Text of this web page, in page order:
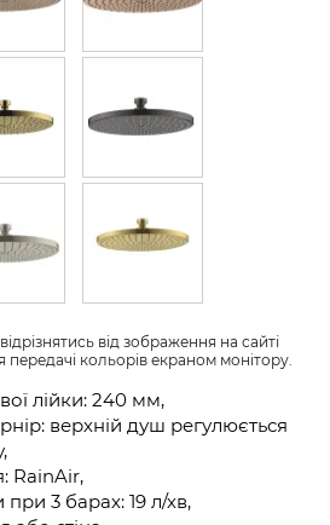
від зображення на сайті
кольорів екраном монітору.
лійки: 240 мм,
верхній душ регулюється
RainAir,
при 3 барах: 19 л/хв,